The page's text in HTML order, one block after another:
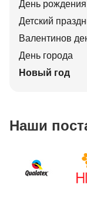
День рождения
Детский
Валентинов
День города
Новый год
Наши